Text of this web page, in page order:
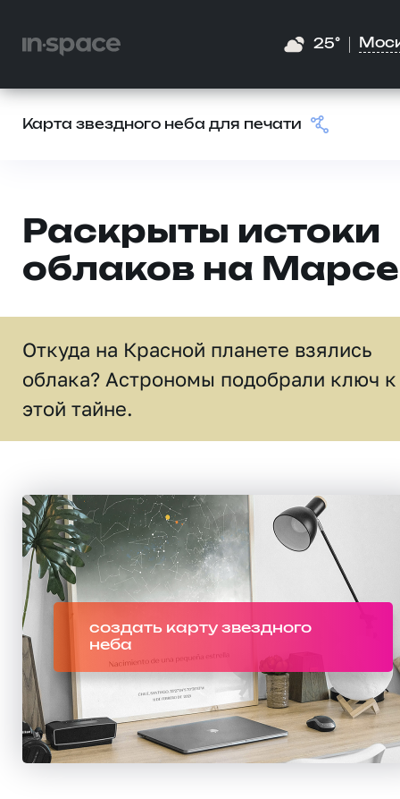
25°
Карта звездного неба для печати
Раскрыты истоки
облаков на Марсе
Откуда на Красной планете взялись
облака? Астрономы подобрали ключ к
этой тайне.
создать карту звездного
неба